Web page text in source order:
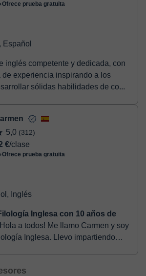
Ofrece prueba gratuita
Español
inglés competente y dedicada, con
de experiencia inspirando a los
sólidas habilidades de co...
5,0 (312)
€/clase
Ofrece prueba gratuita
Inglés
Inglesa con 10 años de
Inglesa. Llevo impartiendo